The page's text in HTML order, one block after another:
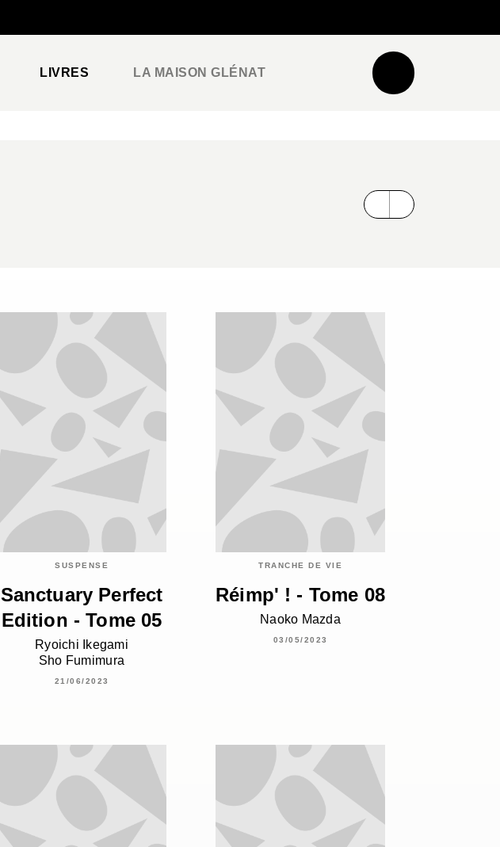
LIVRES LA MAISON GLÉNAT
SUSPENSE
Sanctuary Perfect
Edition - Tome 05
Ryoichi Ikegami
Sho Fumimura
21/06/2023
TRANCHE DE VIE
Réimp' ! - Tome 08
Naoko Mazda
03/05/2023